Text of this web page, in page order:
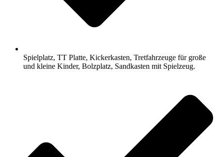
Spielplatz, TT Platte, Kickerkasten, Tretfahrzeuge für große
und kleine Kinder, Bolzplatz, Sandkasten mit Spielzeug.